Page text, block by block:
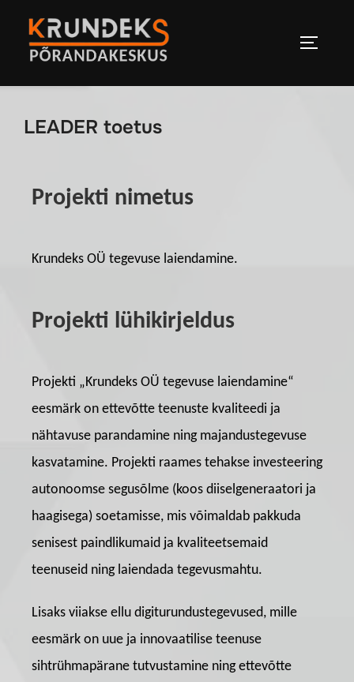
LEADER toetus
Projekti nimetus
Krundeks OÜ tegevuse laiendamine.
Projekti lühikirjeldus
Projekti „Krundeks OÜ tegevuse laiendamine“
eesmärk on ettevõtte teenuste kvaliteedi ja
nähtavuse parandamine ning majandustegevuse
kasvatamine. Projekti raames tehakse investeering
autonoomse segusõlme (koos diiselgeneraatori ja
haagisega) soetamisse, mis võimaldab pakkuda
senisest paindlikumaid ja kvaliteetsemaid
teenuseid ning laiendada tegevusmahtu.
Lisaks viiakse ellu digiturundustegevused, mille
eesmärk on uue ja innovaatilise teenuse
sihtrühmapärane tutvustamine ning ettevõtte